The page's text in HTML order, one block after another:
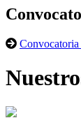
Convocatoria